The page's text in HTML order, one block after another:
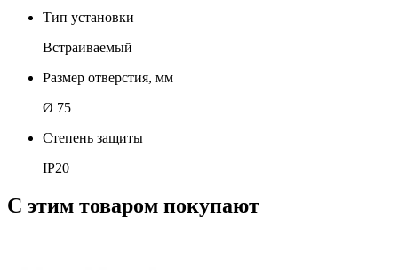
Тип установки
Встраиваемый
Размер отверстия, мм
Ø 75
Степень защиты
IP20
С этим товаром покупают